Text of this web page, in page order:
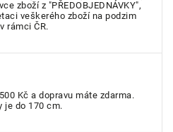
zboží z "PŘEDOBJEDNÁVKY",
veškerého zboží na podzim
rámci ČR.
Kč a dopravu máte zdarma.
je do 170 cm.